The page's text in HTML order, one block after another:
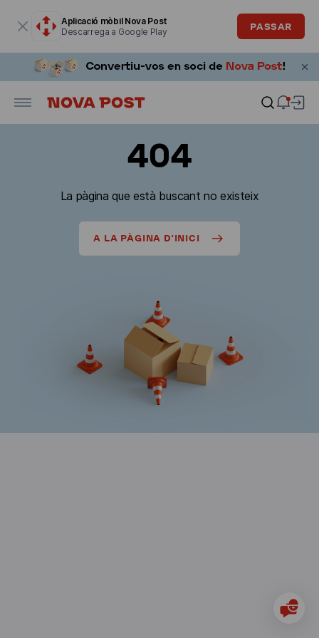
Aplicació mòbil Nova Post
Descarrega a Google Play
PASSAR
404
La pàgina que està buscant no existeix
A LA PÀGINA D'INICI